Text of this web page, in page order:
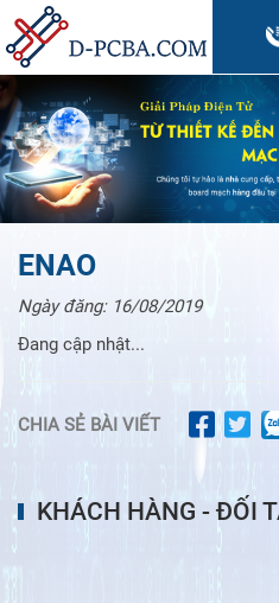
ENAO
Ngày đăng: 16/08/2019
Đang cập nhật...
CHIA SẺ BÀI VIẾT
KHÁCH HÀNG - ĐỐI